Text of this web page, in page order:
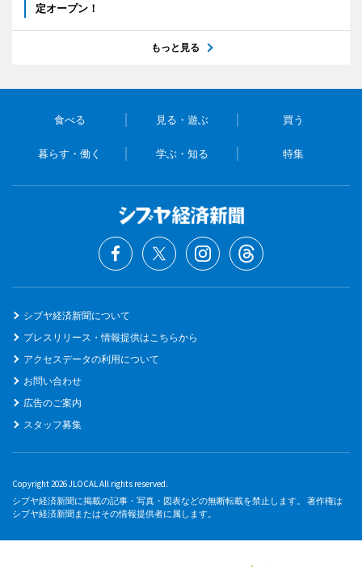
定オープン！
もっと見る
食べる 見る・遊ぶ 買う
暮らす・働く 学ぶ・知る 特集
シブヤ経済新聞について
プレスリリース・情報提供はこちらから
アクセスデータの利用について
お問い合わせ
広告のご案内
スタッフ募集
Copyright 2026 JLOCAL All rights reserved.
シブヤ経済新聞に掲載の記事・写真・図表などの無断転載を禁止します。 著作権は
シブヤ経済新聞またはその情報提供者に属します。